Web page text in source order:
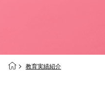
教育実績紹介